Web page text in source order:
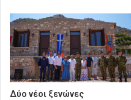
Δύο νέοι ξενώνες